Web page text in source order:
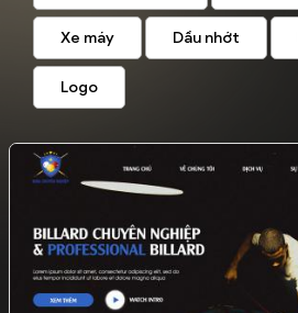
Xe máy Dầu nhớt
Logo